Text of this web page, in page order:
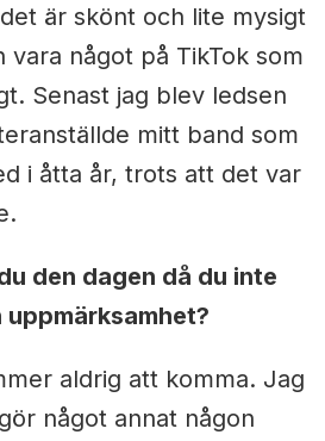
är skönt och lite mysigt
vara något på TikTok som
Senast jag blev ledsen
mitt band som
i åtta år, trots att det var
den dagen då du inte
aldrig att komma. Jag
något annat någon